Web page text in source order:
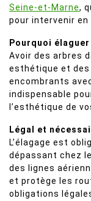
Seine-et-Marne,
pour intervenir
Pourquoi élaguer
Avoir des arbres
esthétique et
encombrants
indispensable
l’esthétique de
Légal et
L’élagage est
dépassant chez
des lignes
et protège les
obligations